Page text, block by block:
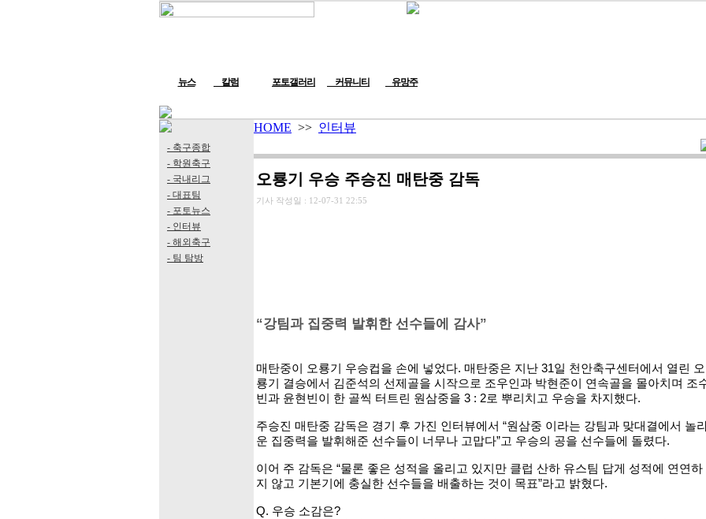
뉴스 칼럼 포토갤러리 커뮤니티 유망주
- 축구종합
- 학원축구
- 국내리그
- 대표팀
- 포토뉴스
- 인터뷰
- 해외축구
- 팀 탐방
HOME >> 인터뷰
오룡기 우승 주승진 매탄중 감독
기사 작성일 : 12-07-31 22:55
“강팀과 집중력 발휘한 선수들에 감사”
매탄중이 오룡기 우승컵을 손에 넣었다. 매탄중은 지난 31일 천안축구센터에서 열린 오
룡기 결승에서 김준석의 선제골을 시작으로 조우인과 박현준이 연속골을 몰아치며 조
빈과 윤현빈이 한 골씩 터트린 원삼중을 3 : 2로 뿌리치고 우승을 차지했다.
주승진 매탄중 감독은 경기 후 가진 인터뷰에서 “원삼중 이라는 강팀과 맞대결에서 놀
운 집중력을 발휘해준 선수들이 너무나 고맙다”고 우승의 공을 선수들에 돌렸다.
이어 주 감독은 “물론 좋은 성적을 올리고 있지만 클럽 산하 유스팀 답게 성적에 연연하
지 않고 기본기에 충실한 선수들을 배출하는 것이 목표”라고 밝혔다.
Q. 우승 소감은?